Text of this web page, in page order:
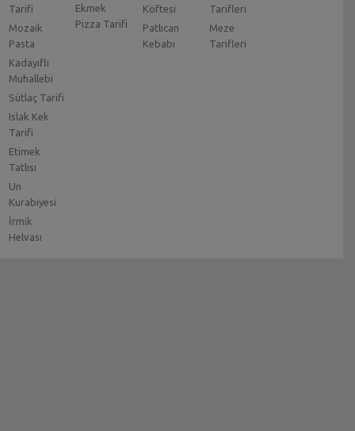
Tarifi
Mozaik
Pasta
Kadayıflı
Muhallebi
Sütlaç Tarifi
Islak Kek
Tarifi
Etimek
Tatlısı
Un
Kurabiyesi
İrmik
Helvası
Ekmek
Pizza Tarifi
Köftesi
Patlıcan
Kebabı
Tarifleri
Meze
Tarifleri